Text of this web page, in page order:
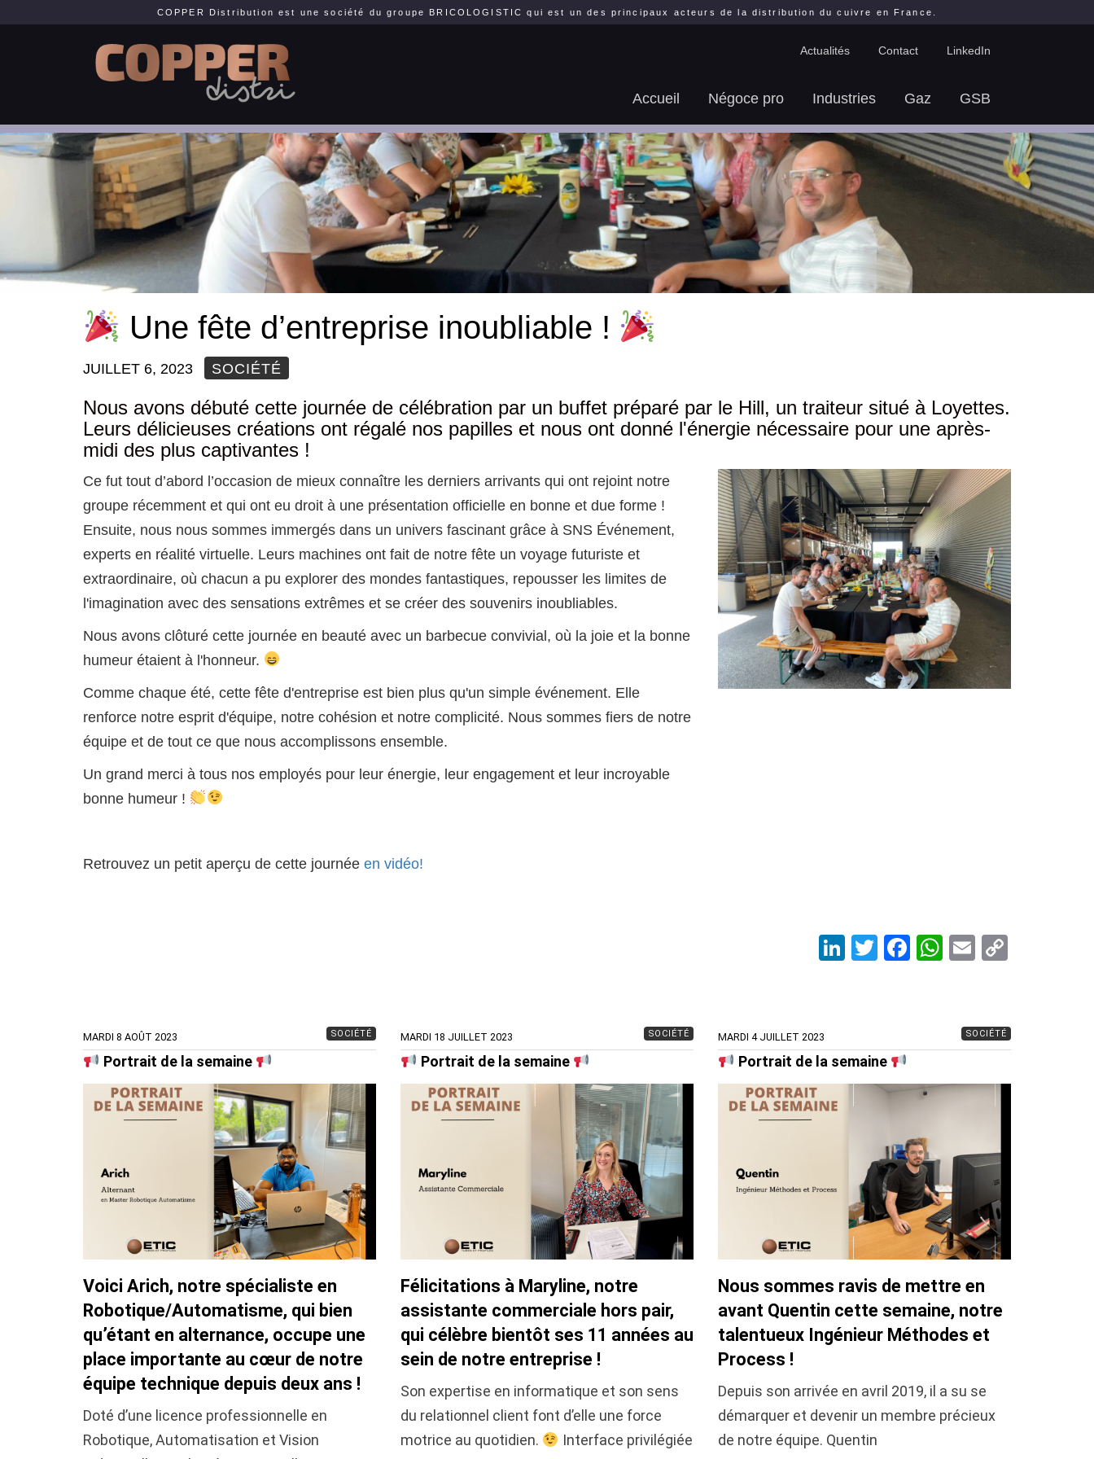
COPPER Distribution est une société du groupe BRICOLOGISTIC qui est un des principaux acteurs de la distribution du cuivre en France.
Actualités Contact LinkedIn
Accueil Négoce pro Industries Gaz GSB
Une fête d’entreprise inoubliable !
JUILLET 6, 2023 SOCIÉTÉ
Nous avons débuté cette journée de célébration par un buffet préparé par le Hill, un traiteur situé à Loyettes.
Leurs délicieuses créations ont régalé nos papilles et nous ont donné l'énergie nécessaire pour une après-
midi des plus captivantes !
Ce fut tout d’abord l’occasion de mieux connaître les derniers arrivants qui ont rejoint notre
groupe récemment et qui ont eu droit à une présentation officielle en bonne et due forme !
Ensuite, nous nous sommes immergés dans un univers fascinant grâce à SNS Événement,
experts en réalité virtuelle. Leurs machines ont fait de notre fête un voyage futuriste et
extraordinaire, où chacun a pu explorer des mondes fantastiques, repousser les limites de
l'imagination avec des sensations extrêmes et se créer des souvenirs inoubliables.
Nous avons clôturé cette journée en beauté avec un barbecue convivial, où la joie et la bonne
humeur étaient à l'honneur.
Comme chaque été, cette fête d'entreprise est bien plus qu'un simple événement. Elle
renforce notre esprit d'équipe, notre cohésion et notre complicité. Nous sommes fiers de notre
équipe et de tout ce que nous accomplissons ensemble.
Un grand merci à tous nos employés pour leur énergie, leur engagement et leur incroyable
bonne humeur !
Retrouvez un petit aperçu de cette journée en vidéo!
LinkedIn
Twitter
Facebook
WhatsApp
Email
MARDI 8 AOÛT 2023 SOCIÉTÉ
Portrait de la semaine
Voici Arich, notre spécialiste en
Robotique/Automatisme, qui bien
qu’étant en alternance, occupe une
place importante au cœur de notre
équipe technique depuis deux ans !
Doté d’une licence professionnelle en
Robotique, Automatisation et Vision
MARDI 18 JUILLET 2023 SOCIÉTÉ
Portrait de la semaine
Félicitations à Maryline, notre
assistante commerciale hors pair,
qui célèbre bientôt ses 11 années au
sein de notre entreprise !
Son expertise en informatique et son sens
du relationnel client font d’elle une force
motrice au quotidien.
Interface privilégiée
MARDI 4 JUILLET 2023 SOCIÉTÉ
Portrait de la semaine
Nous sommes ravis de mettre en
avant Quentin cette semaine, notre
talentueux Ingénieur Méthodes et
Process !
Depuis son arrivée en avril 2019, il a su se
démarquer et devenir un membre précieux
de notre équipe. Quentin